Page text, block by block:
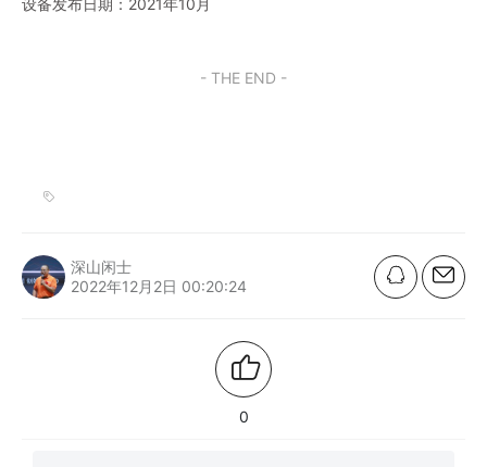
- THE END -
深山闲士
2022年12月2日 00:20:24
0